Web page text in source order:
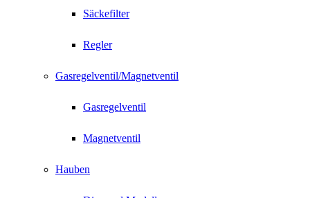
Säckefilter
Regler
Gasregelventil/Magnetventil
Gasregelventil
Magnetventil
Hauben